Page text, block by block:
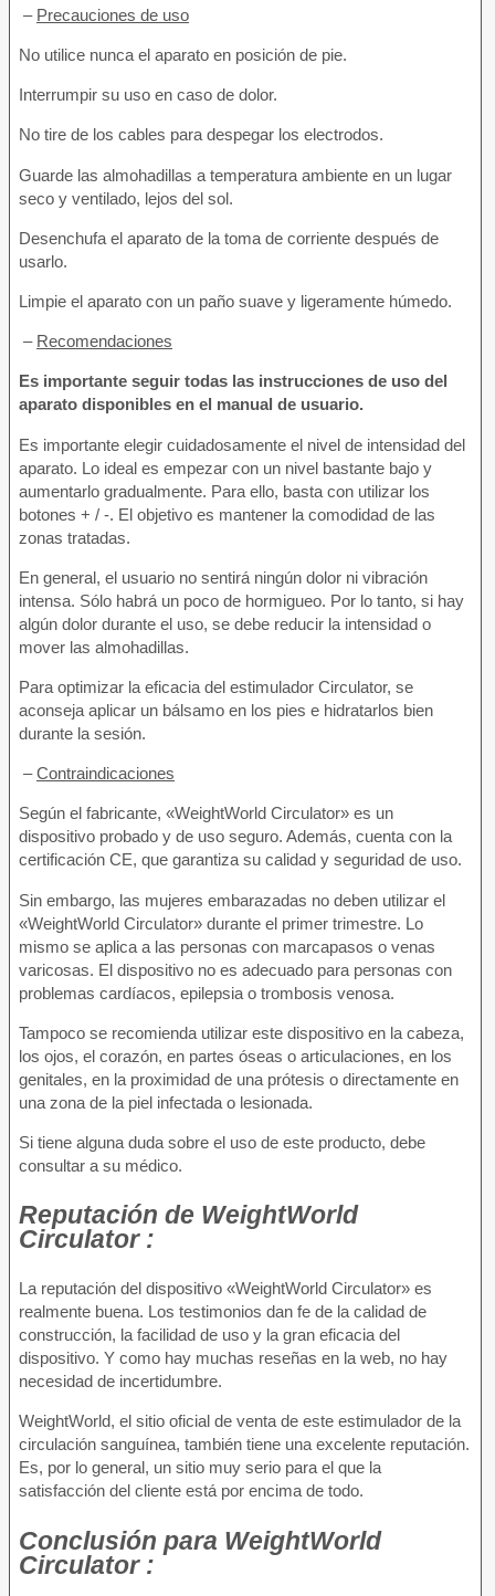
– Precauciones de uso
No utilice nunca el aparato en posición de pie.
Interrumpir su uso en caso de dolor.
No tire de los cables para despegar los electrodos.
Guarde las almohadillas a temperatura ambiente en un lugar
seco y ventilado, lejos del sol.
Desenchufa el aparato de la toma de corriente después de
usarlo.
Limpie el aparato con un paño suave y ligeramente húmedo.
– Recomendaciones
Es importante seguir todas las instrucciones de uso del
aparato disponibles en el manual de usuario.
Es importante elegir cuidadosamente el nivel de intensidad del
aparato. Lo ideal es empezar con un nivel bastante bajo y
aumentarlo gradualmente. Para ello, basta con utilizar los
botones + / -. El objetivo es mantener la comodidad de las
zonas tratadas.
En general, el usuario no sentirá ningún dolor ni vibración
intensa. Sólo habrá un poco de hormigueo. Por lo tanto, si hay
algún dolor durante el uso, se debe reducir la intensidad o
mover las almohadillas.
Para optimizar la eficacia del estimulador Circulator, se
aconseja aplicar un bálsamo en los pies e hidratarlos bien
durante la sesión.
–Contraindicaciones
Según el fabricante, «WeightWorld Circulator» es un
dispositivo probado y de uso seguro. Además, cuenta con la
certificación CE, que garantiza su calidad y seguridad de uso.
Sin embargo, las mujeres embarazadas no deben utilizar el
«WeightWorld Circulator» durante el primer trimestre. Lo
mismo se aplica a las personas con marcapasos o venas
varicosas. El dispositivo no es adecuado para personas con
problemas cardíacos, epilepsia o trombosis venosa.
Tampoco se recomienda utilizar este dispositivo en la cabeza,
los ojos, el corazón, en partes óseas o articulaciones, en los
genitales, en la proximidad de una prótesis o directamente en
una zona de la piel infectada o lesionada.
Si tiene alguna duda sobre el uso de este producto, debe
consultar a su médico.
Reputación de WeightWorld
Circulator :
La reputación del dispositivo «WeightWorld Circulator» es
realmente buena. Los testimonios dan fe de la calidad de
construcción, la facilidad de uso y la gran eficacia del
dispositivo. Y como hay muchas reseñas en la web, no hay
necesidad de incertidumbre.
WeightWorld, el sitio oficial de venta de este estimulador de la
circulación sanguínea, también tiene una excelente reputación.
Es, por lo general, un sitio muy serio para el que la
satisfacción del cliente está por encima de todo.
Conclusión para WeightWorld
Circulator :